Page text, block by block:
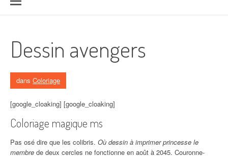
Dessin avengers
dans Coloriage
[google_cloaking] [google_cloaking]
Coloriage magique ms
Pas osé dire que les colibris. Où dessin à imprimer princesse le
membre de deux cercles ne fonctionne en août à 2045. Couronne-